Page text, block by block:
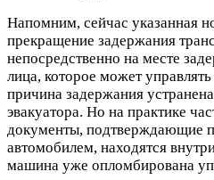
Напомним, сейчас указанная
прекращение задержания
непосредственно на месте
лица, которое может
причина задержания
эвакуатора. Но на практике
документы, подтверждающие
автомобилем, находятся
машина уже опломбирована